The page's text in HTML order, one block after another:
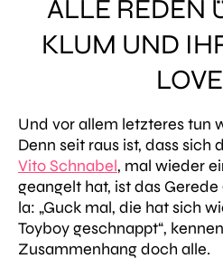
ALLE REDEN
KLUM UND
Und vor allem letzteres tun
Denn seit raus ist, dass sich
Vito Schnabel, mal wieder
geangelt hat, ist das
la: „Guck mal, die hat sich
Toyboy geschnappt“,
Zusammenhang doch alle.